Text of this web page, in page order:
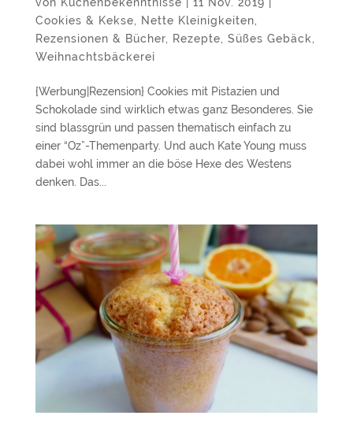
Cookies & Kekse
Nette Kleinigkeiten
Rezensionen & Bücher, Rezepte Süßes Gebäck
Weihnachtsbäckerei
{Werbung|Rezension} Cookies mit Pistazien und
Schokolade sind wirklich etwas ganz Besonderes. Sie
sind blassgrün und passen thematisch einfach zu
einer “Oz”-Themenparty. Und auch Kate Young muss
dabei wohl immer an die böse Hexe des Westens
denken. Das...